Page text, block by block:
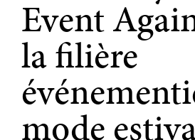
Event
la filière
mode